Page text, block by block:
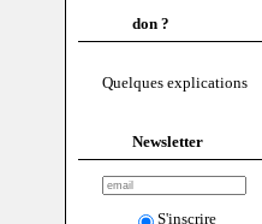
don ?
Quelques explications
Newsletter
S'inscrire